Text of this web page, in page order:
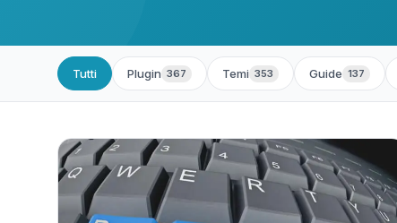
Tutti Plugin 367 Temi 353 Guide 137